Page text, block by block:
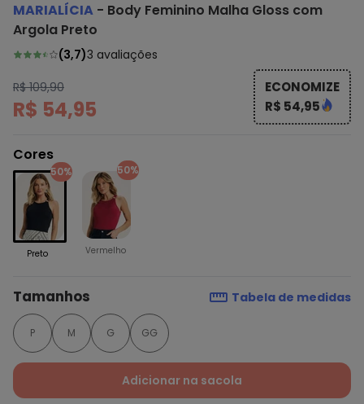
MARIALÍCIA - Body Feminino Malha Gloss com
Argola Preto
(3,7)3 avaliações
R$ 109,90
R$ 54,95
ECONOMIZE
R$ 54,95
Cores
50%
Preto
50%
Vermelho
Tamanhos Tabela de medidas
P M G GG
Adicionar na sacola